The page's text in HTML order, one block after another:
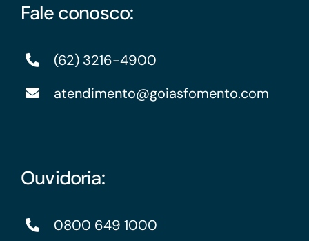
Fale conosco:
(62) 3216-4900
atendimento@goiasfomento.com
Ouvidoria:
0800 649 1000